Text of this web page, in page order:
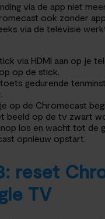
via de app niet
ook zonder
via de televisie
via HDMI aan op je
op de stick.
gedurende
op de Chromecast
beeld op de tv zwart
los en wacht tot de
opnieuw opstart.
reset
TV